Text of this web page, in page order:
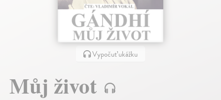
Vypočuť ukážku
Můj život